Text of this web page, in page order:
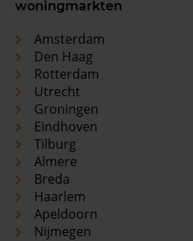
woningmarkten
Amsterdam
Den Haag
Rotterdam
Utrecht
Groningen
Eindhoven
Tilburg
Almere
Breda
Haarlem
Apeldoorn
Nijmegen